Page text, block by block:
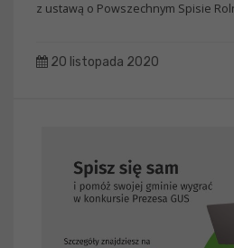
z ustawą o Powszechnym Spisie
20 listopada 2020